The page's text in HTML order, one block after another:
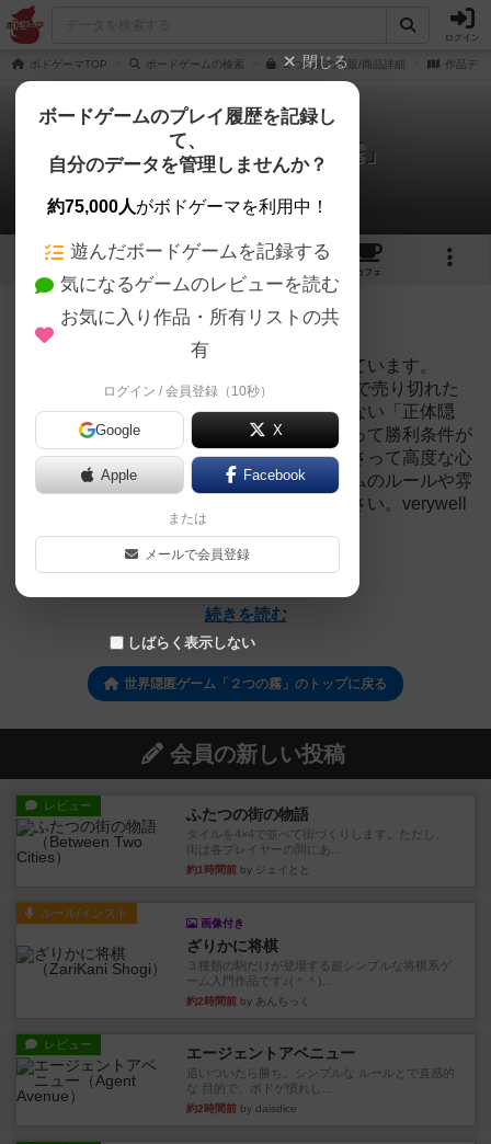
ログイン
ボドゲーマTOP ボードゲームの検索 ２つの霧の通販/商品詳細 作品デー
世界隠匿ゲーム「２つの霧」
1件のリプレイ日記
2 5
カフェ
364名に読まれています
投稿日：2019年08月24日 00時53分
プレイ動画作成しました！４人でプレイしています。
2019年春のゲームマーケットで開場１０分で売り切れた
超話題作！！各プレイヤーの役割がわからない「正体隠
匿」、さらにゲーム中に登場する役割によって勝利条件が
変わる「世界隠匿」２つの要素が組み合わさって高度な心
理戦を楽しむことができる作品です！ゲームのルールや雰
囲気が知りたい方は是非動画をご視聴ください。verywell
ボードゲームでは毎週ボード...
verywell boardgames
続きを読む
世界隠匿ゲーム「２つの霧」のトップに戻る
会員の新しい投稿
レビュー ふたつの街の物語
タイルを4×4で並べて街づくりします。ただし、
街は各プレイヤーの間にあ...
約1時間前 by ジェイとと
ルール/インスト
画像付き
ざりかに将棋
３種類の駒だけが登場する超シンプルな将棋系ゲ
ーム入門作品です♪(＾＾)...
約2時間前 by あんちっく
レビュー エージェントアベニュー
追いついたら勝ち。シンプルな ルールとで直感的
な 目的で、ボドゲ慣れし...
約2時間前 by daisdice
閉じる
ボードゲームのプレイ履歴を記録し
て、
自分のデータを管理しませんか？
約75,000人がボドゲーマを利用中！
遊んだボードゲームを記録する
気になるゲームのレビューを読む
お気に入り作品・所有リストの共
有
ログイン / 会員登録（10秒）
Google X
Apple Facebook
または
メールで会員登録
しばらく表示しない